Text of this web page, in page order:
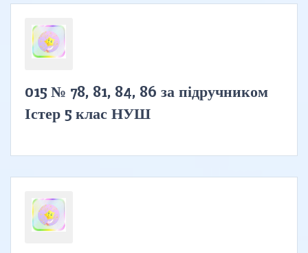
015 № 78, 81, 84, 86 за підручником
Істер 5 клас НУШ